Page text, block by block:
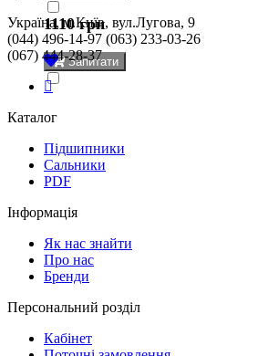
1110 грн
Запитати
Україна, м.Київ, вул.Лугова, 9
(044) 496-14-97 (063) 233-03-26
(067) 444-28-37
Каталог
Підшипники
Сальники
PDF
Інформація
Як нас знайти
Про нас
Бренди
Персональний розділ
Кабінет